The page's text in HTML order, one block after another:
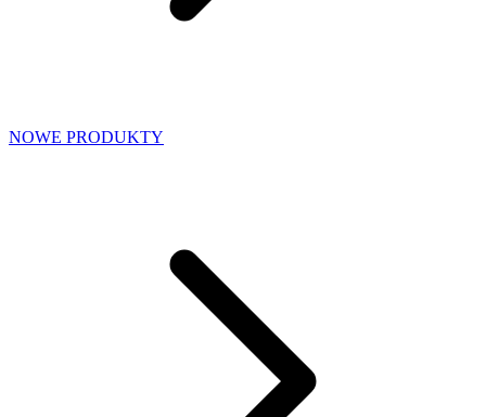
NOWE PRODUKTY